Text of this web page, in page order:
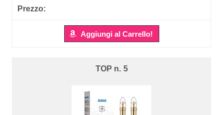
Aggiungi al Carrello!
5